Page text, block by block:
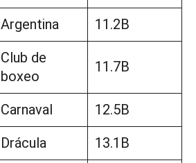
Argentina 11.2B
Club de
boxeo
11.7B
Carnaval
12.5B
Drácula 13.1B